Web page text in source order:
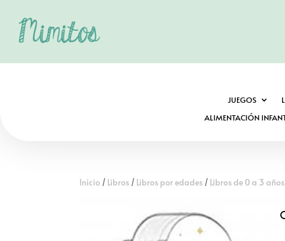
JUEGOS
ALIMENTACIÓN
Inicio / Libros / Libros por edades / Libros de 0 a 3 años